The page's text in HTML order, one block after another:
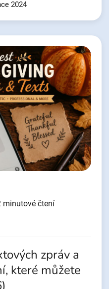
2024
minutové čtení
zpráv a
které můžete